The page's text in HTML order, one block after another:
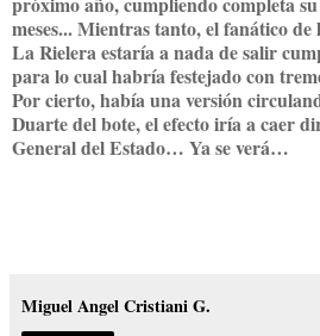
meses... Mientras tanto, el fanático
La Rielera estaría a nada de salir
para lo cual habría festejado con
Por cierto, había una versión
Duarte del bote, el efecto iría a caer
General del Estado… Ya se verá…
Miguel Angel Cristiani G.